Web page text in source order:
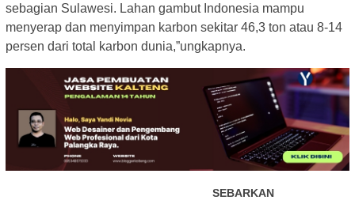
sebagian Sulawesi. Lahan gambut Indonesia mampu
menyerap dan menyimpan karbon sekitar 46,3 ton atau 8-14
persen dari total karbon dunia,”ungkapnya.
SEBARKAN